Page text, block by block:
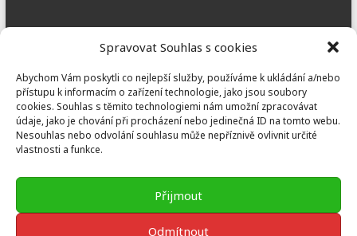
Spravovat Souhlas s cookies
Abychom Vám poskytli co nejlepší služby, používáme k ukládání a/nebo
přístupu k informacím o zařízení technologie, jako jsou soubory
cookies. Souhlas s těmito technologiemi nám umožní zpracovávat
údaje, jako je chování při procházení nebo jedinečná ID na tomto webu.
Nesouhlas nebo odvolání souhlasu může nepříznivě ovlivnit určité
vlastnosti a funkce.
Přijmout
Odmítnout
dobrany@koinonia.cz+420 733 741 190
Prusiny
Nebílovy 36, Nebílovy 332 04
prusiny@koinonia.cz
+420 605 232 788